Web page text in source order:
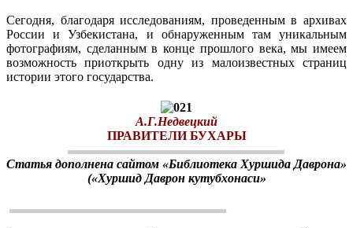
Сегодня, благодаря исследованиям, проведенным в архивах
России и Узбекистана, и обнаруженным там уникальным
фотографиям, сделанным в конце прошлого века, мы имеем
возможность приоткрыть одну из малоизвестных страниц
истории этого государства.
А.Г.Недвецкий
ПРАВИТЕЛИ БУХАРЫ
Статья дополнена сайтом «Библиотека Хуршида Даврона»
(«Хуршид Даврон кутубхонаси»